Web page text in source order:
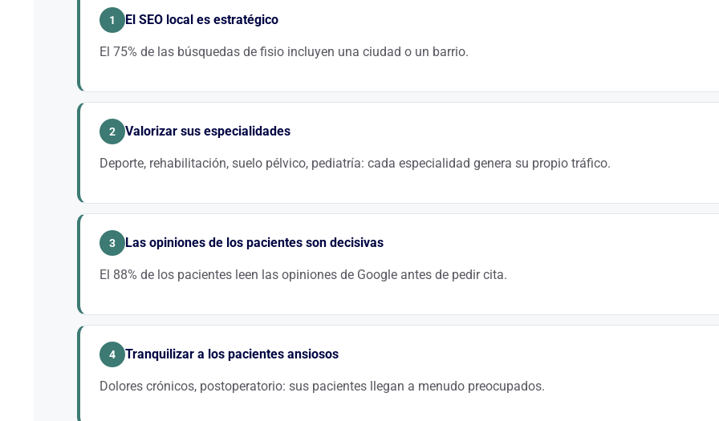
1 El SEO local es estratégico
El 75% de las búsquedas de fisio incluyen una ciudad o un barrio.
Sus pacientes viven en un radio de 3 a 5 km. Optimizar su ficha de Google Business Profile, sus horarios, sus especialidades y
2
Valorizar sus especialidades
Deporte, rehabilitación, suelo pélvico, pediatría: cada especialidad genera su propio tráfico.
En lugar de ser un «fisioterapeuta generalista», posiciónese en palabras clave de nicho como «fisio deportivo + ciudad» o
3
Las opiniones de los pacientes son decisivas
El 88% de los pacientes leen las opiniones de Google antes de pedir cita.
Una puntuación inferior a 4,3 estrellas hace perder a la mayoría de los prospectos indecisos. La gestión proactiva de las
4
Tranquilizar a los pacientes ansiosos
Dolores crónicos, postoperatorio: sus pacientes llegan a menudo preocupados.